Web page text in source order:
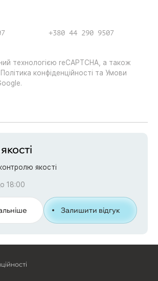
+380 44 290 9507
технологією reCAPTCHA, а також
конфіденційності та Умови
якості
18:00
Залишити відгук